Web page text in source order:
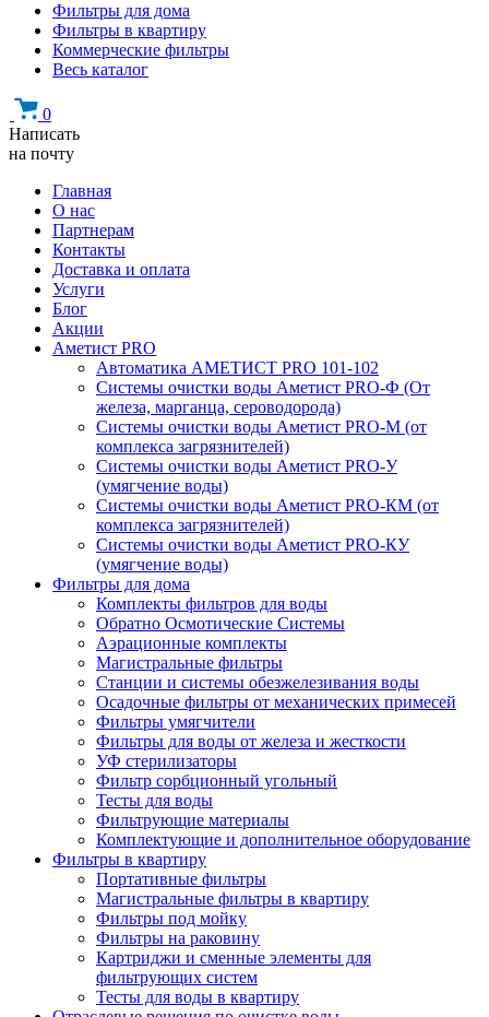
Фильтры для дома
Фильтры в квартиру
Коммерческие фильтры
Весь каталог
0
Написать
на почту
Главная
О нас
Партнерам
Контакты
Доставка и оплата
Услуги
Блог
Акции
Аметист PRO
Автоматика АМЕТИСТ PRO 101-102
Системы очистки воды Аметист PRO-Ф (От
железа, марганца, сероводорода)
Системы очистки воды Аметист PRO-M (от
комплекса загрязнителей)
Системы очистки воды Аметист PRO-У
(умягчение воды)
Системы очистки воды Аметист PRO-КM (от
комплекса загрязнителей)
Системы очистки воды Аметист PRO-КУ
(умягчение воды)
Фильтры для дома
Комплекты фильтров для воды
Обратно Осмотические Системы
Аэрационные комплекты
Магистральные фильтры
Станции и системы обезжелезивания воды
Осадочные фильтры от механических примесей
Фильтры умягчители
Фильтры для воды от железа и жесткости
УФ стерилизаторы
Фильтр сорбционный угольный
Тесты для воды
Фильтрующие материалы
Комплектующие и дополнительное оборудование
Фильтры в квартиру
Портативные фильтры
Магистральные фильтры в квартиру
Фильтры под мойку
Фильтры на раковину
Картриджи и сменные элементы для
фильтрующих систем
Тесты для воды в квартиру